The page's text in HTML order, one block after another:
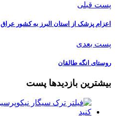
پست قبلی
️اعزام پزشک از استان البرز به کشور عراق
پست بعدی
️روستای انگه طالقان
بیشترین بازدیدها پست